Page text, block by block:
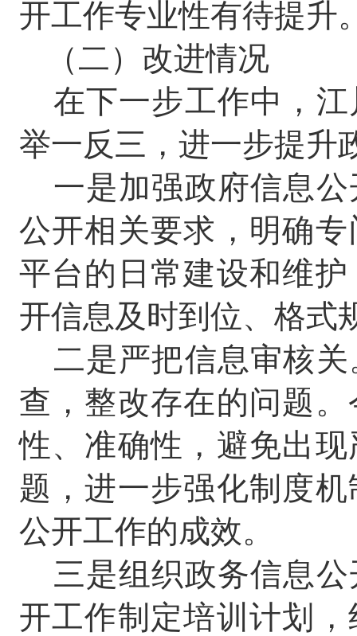
开工作专业性有待提升
（二）改进情况
在下一步工作中，
举一反三，进一步提升
一是加强政府信息
公开相关要求，明确
平台的日常建设和维
开信息及时到位、格式
二是严把信息审核
查，整改存在的问题
性、准确性，避免出
题，进一步强化制度
公开工作的成效。
三是组织政务信息
开工作制定培训计划